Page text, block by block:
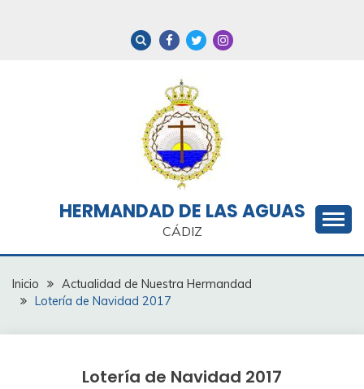
HERMANDAD DE LAS AGUAS
CÁDIZ
Inicio
Actualidad de Nuestra Hermandad
Lotería de Navidad 2017
Lotería de Navidad 2017